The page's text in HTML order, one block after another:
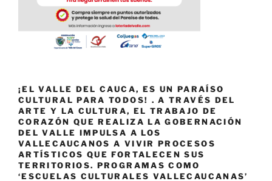
¡EL VALLE DEL CAUCA, ES UN PARAÍSO
CULTURAL PARA TODOS! . A TRAVÉS DEL
ARTE Y LA CULTURA, EL TRABAJO DE
CORAZÓN QUE REALIZA LA GOBERNACIÓN
DEL VALLE IMPULSA A LOS
VALLECAUCANOS A VIVIR PROCESOS
ARTÍSTICOS QUE FORTALECEN SUS
TERRITORIOS. PROGRAMAS COMO
‘ESCUELAS CULTURALES VALLECAUCANAS’